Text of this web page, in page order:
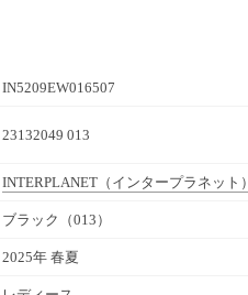
IN5209EW016507
23132049 013
INTERPLANET （インタープラネット）
ブラック（013）
2025年 春夏